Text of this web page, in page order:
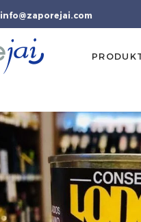
info@zaporejai.com